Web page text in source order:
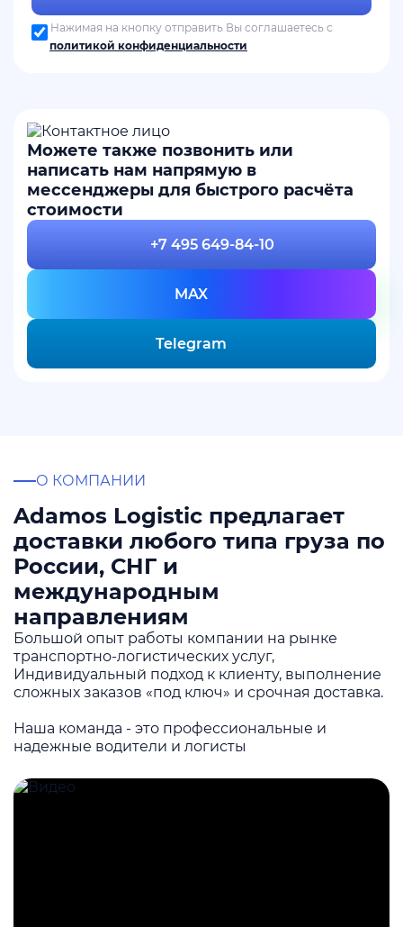
Нажимая на кнопку отправить Вы соглашаетесь с
политикой конфиденциальности
Можете также позвонить или
написать нам напрямую в
мессенджеры для быстрого расчёта
стоимости
+7 495 649-84-10
MAX
Telegram
О КОМПАНИИ
Adamos Logistic предлагает
доставки любого типа груза по
России, СНГ и
международным
направлениям
Большой опыт работы компании на рынке
транспортно-логистических услуг,
Индивидуальный подход к клиенту, выполнение
сложных заказов «под ключ» и срочная доставка.
Наша команда - это профессиональные и
надежные водители и логисты